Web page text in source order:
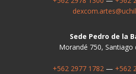
Sede Pedro de la
Morandé 750, Santiago
+562 2977 1782— +562